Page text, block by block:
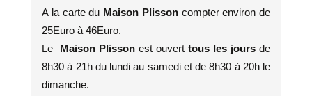
A la carte du Maison Plisson compter environ de
25Euro à 46Euro.
Le
Maison Plisson est ouvert tous les jours de
8h30 à 21h du lundi au samedi et de 8h30 à 20h le
dimanche.